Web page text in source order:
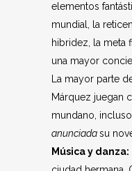
elementos
mundial, la
hibridez, la meta
una mayor
La mayor parte
Márquez juegan
mundano, incluso
anunciadasu
Música y danza: